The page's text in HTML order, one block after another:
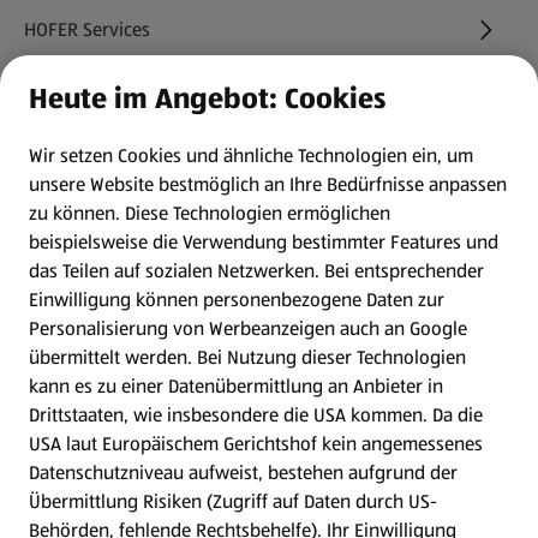
HOFER Services
Newsletter
WhatsApp
Gewinnspiele
Mein HOFER. Meine Einkäufe.
Meine Meinung. Mein HOFER.
Gutscheingroßbestellung
(öffnet in einem neuen Tab)
Folge uns hier:
Heute im Angebot: Cookies
Wir setzen Cookies und ähnliche Technologien ein, um
unsere Website bestmöglich an Ihre Bedürfnisse anpassen
zu können. Diese Technologien ermöglichen
beispielsweise die Verwendung bestimmter Features und
das Teilen auf sozialen Netzwerken. Bei entsprechender
Einwilligung können personenbezogene Daten zur
Personalisierung von Werbeanzeigen auch an Google
übermittelt werden. Bei Nutzung dieser Technologien
kann es zu einer Datenübermittlung an Anbieter in
Drittstaaten, wie insbesondere die USA kommen. Da die
USA laut Europäischem Gerichtshof kein angemessenes
Datenschutzniveau aufweist, bestehen aufgrund der
Übermittlung Risiken (Zugriff auf Daten durch US-
Behörden, fehlende Rechtsbehelfe). Ihr Einwilligung